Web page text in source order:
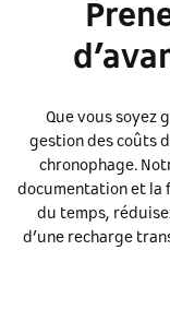
Que vous soyez
gestion des coûts
chronophage.
documentation et la
du temps,
d’une recharge